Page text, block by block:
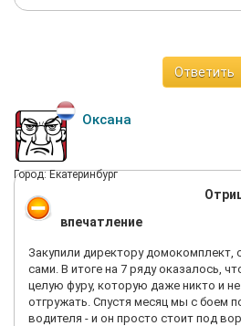
Ответить
Оксана
Город: Екатеринбург
впечатление
Закупили директору домокомплект,
сами. В итоге на 7 ряду оказалось,
целую фуру, которую даже никто и
отгружать. Спустя месяц мы с боем
водителя - и он просто стоит под